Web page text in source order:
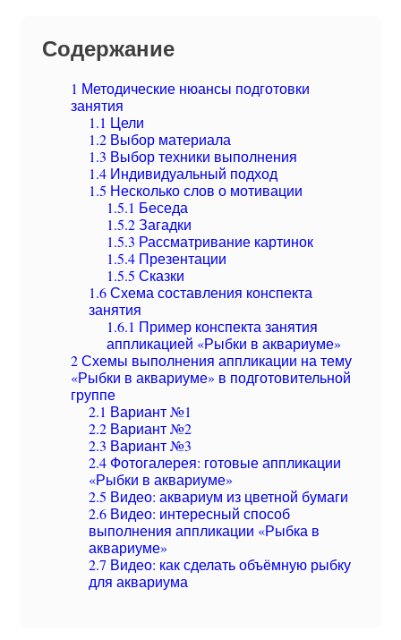
Содержание
1 Методические нюансы подготовки
занятия
1.1 Цели
1.2 Выбор материала
1.3 Выбор техники выполнения
1.4 Индивидуальный подход
1.5 Несколько слов о мотивации
1.5.1 Беседа
1.5.2Загадки
1.5.3 Рассматривание картинок
1.5.4 Презентации
1.5.5 Сказки
1.6Схема составления конспекта
занятия
1.6.1 Пример конспекта занятия
аппликацией «Рыбки в аквариуме»
2Схемы выполнения аппликации на тему
«Рыбки в аквариуме» в подготовительной
группе
2.1 Вариант №1
2.2 Вариант №2
2.3 Вариант №3
2.4 Фотогалерея: готовые аппликации
«Рыбки в аквариуме»
2.5 Видео: аквариум из цветной бумаги
2.6 Видео: интересный способ
выполнения аппликации «Рыбка в
аквариуме»
2.7 Видео: как сделать объёмную рыбку
для аквариума